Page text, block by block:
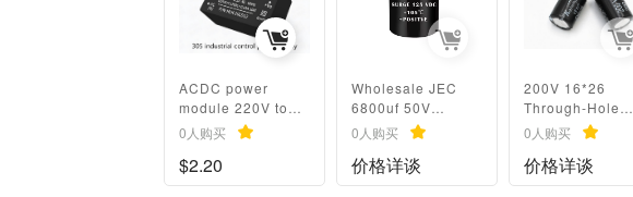
ACDC power
module 220V to
5V12V24V
isolated step-
down voltage
regulator 10LD12
0人购买
$2.20
Wholesale JEC
6800uf 50V
Electrolytic
Capacitor for
Power Bank
Through Hole
0人购买
价格详谈
200V 16*26
Through-Hole
Electrolytic
Capacitor, High
Ripple High
Temperature
0人购买
价格详谈